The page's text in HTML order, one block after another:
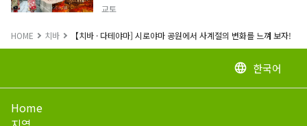
교토
HOME 치바 【치바 · 다테야마] 시로야마 공원에서 사계절의 변화를 느껴 보자!
language 한국어
Home